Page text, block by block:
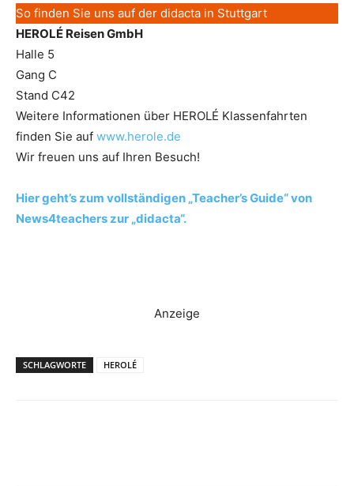
So finden Sie uns auf der didacta in Stuttgart
HEROLÉ Reisen GmbH
Halle 5
Gang C
Stand C42
Weitere Informationen über HEROLÉ Klassenfahrten
finden Sie auf www.herole.de
Wir freuen uns auf Ihren Besuch!
Hier geht’s zum vollständigen „Teacher’s Guide“ von
News4teachers zur „didacta“.
Anzeige
SCHLAGWORTE HEROLÉ